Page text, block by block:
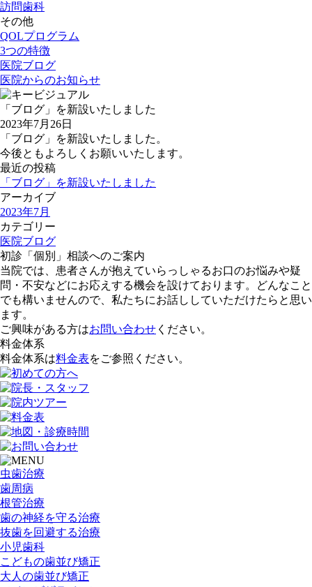
訪問歯科
その他
QOLプログラム
3つの特徴
医院ブログ
医院からのお知らせ
「ブログ」を新設いたしました
2023年7月26日
「ブログ」を新設いたしました。
今後ともよろしくお願いいたします。
最近の投稿
「ブログ」を新設いたしました
アーカイブ
2023年7月
カテゴリー
医院ブログ
初診「個別」相談へのご案内
当院では、患者さんが抱えていらっしゃるお口のお悩みや疑
問・不安などにお応えする機会を設けております。どんなこと
でも構いませんので、私たちにお話ししていただけたらと思い
ます。
ご興味がある方はお問い合わせ ください。
料金体系
料金体系は料金表をご参照ください。
虫歯治療
歯周病
根管治療
歯の神経を守る治療
抜歯を回避する治療
小児歯科
こどもの歯並び矯正
大人の歯並び矯正